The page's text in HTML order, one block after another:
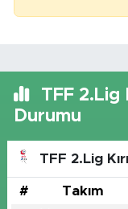
TFF 2.Lig
Durumu
TFF 2.Lig
# Takım